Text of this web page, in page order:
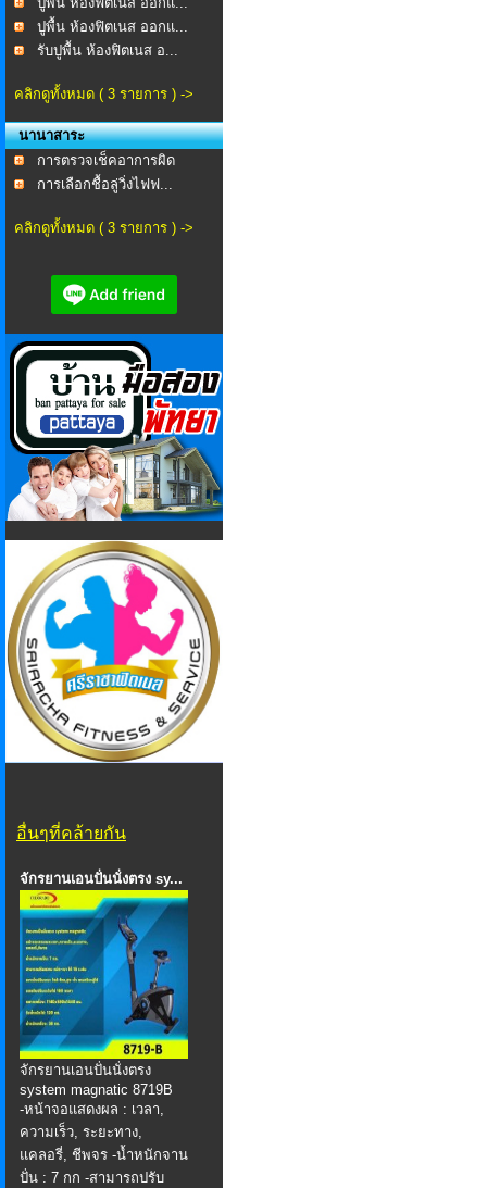
ปูพื้น ห้องฟิตเนส ออกแ...
รับปูพื้น ห้องฟิตเนส อ...
คลิกดูทั้งหมด ( 3 รายการ ) ->
นานาสาระ
การตรวจเช็คอาการผิด
ปกต...การเลือกชื้อลู่วิ่งไฟฟ...
คลิกดูทั้งหมด ( 3 รายการ ) ->
อื่นๆที่คล้ายกัน
จักรยานเอนปั่นนั่งตรง sy...
จักรยานเอนปั่นนั่งตรง
system magnatic 8719B
-หน้าจอแสดงผล : เวลา,
ความเร็ว, ระยะทาง,
แคลอรี่, ชีพจร -น้ำหนักจาน
ปั่น : 7 กก -สามารถปรับ